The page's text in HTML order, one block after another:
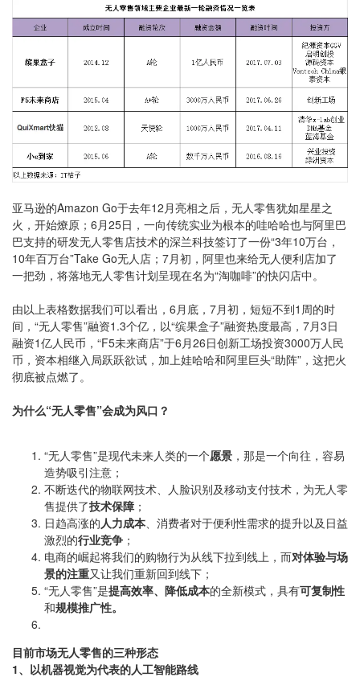
亚马逊的Amazon Go于去年12月亮相之后，无人零售犹如星星之
火，开始燎原；6月25日，一向传统实业为根本的哇哈哈也与阿里巴
巴支持的研发无人零售店技术的深兰科技签订了一份“3年10万台，
10年百万台”Take Go无人店；7月初，阿里也来给无人便利店加了
一把劲，将落地无人零售计划呈现在名为“淘咖啡”的快闪店中。
由以上表格数据我们可以看出，6月底，7月初，短短不到1周的时
间，“无人零售”融资1.3个亿，以“缤果盒子”融资热度最高，7月3日
融资1亿人民币，“F5未来商店”于6月26日创新工场投资3000万人民
币，资本相继入局跃跃欲试，加上娃哈哈和阿里巨头“助阵”，这把火
彻底被点燃了。
为什么“无人零售”会成为风口？
“无人零售”是现代未来人类的一个愿景 ，那是一个向往，容易
造势吸引注意；
不断迭代的物联网技术、人脸识别及移动支付技术，为无人零
售提供了技术保障 ；
日趋高涨的人力成本、消费者对于便利性需求的提升以及日益
激烈的行业竞争 ；
电商的崛起将我们的购物行为从线下拉到线上，而对体验与场
景的注重又让我们重新回到线下；
“无人零售”是提高效率、降低成本的全新模式，具有可复制性
和规模推广性。
目前市场无人零售的三种形态
1、以机器视觉为代表的人工智能路线